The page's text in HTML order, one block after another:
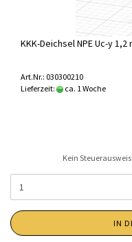
KKK-Deichsel NPE Uc-y 1,2
Art.Nr.: 030300210
Lieferzeit:
ca. 1 Woche
Kein
IN